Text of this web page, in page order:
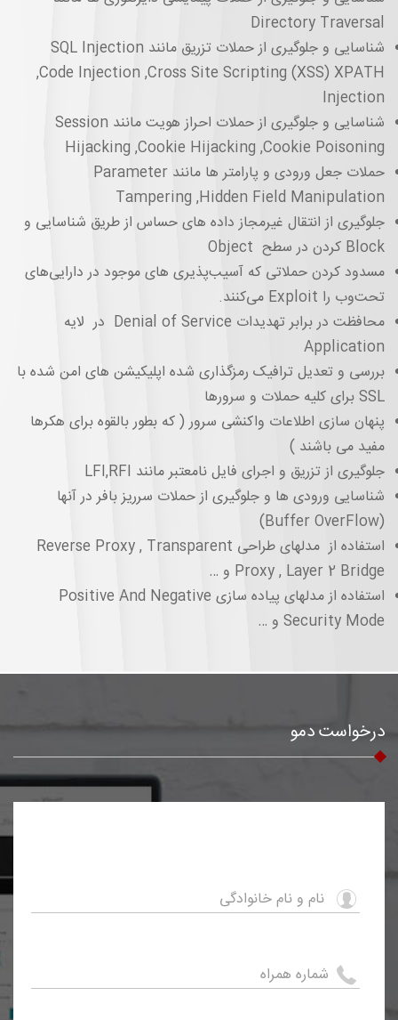
Directory Traversal
شناسایی و جلوگیری از حملات تزریق مانند SQL Injection
,Code Injection ,Cross Site Scripting (XSS) XPATH
Injection
شناسایی و جلوگیری از حملات احراز هویت مانند Session
Hijacking ,Cookie Hijacking ,Cookie Poisoning
حملات جعل ورودی و پارامتر ها مانند Parameter
Tampering ,Hidden Field Manipulation
جلوگیری از انتقال غیرمجاز داده ‌های حساس از طریق شناسایی و
Block کردن در سطح Object
مسدود کردن حملاتی که آسیب‌پذیری‌ های موجود در دارایی‌های
تحت‌وب را Exploit می‌کنند.
محافظت در برابر تهدیدات Denial of Service در لایه
Application
بررسی و تعدیل ترافیک رمزگذاری ‌شده‌ اپلیکیشن های امن شده با
SSL برای کلیه حملات و سرورها
پنهان سازی اطلاعات واکنشی سرور ( که بطور بالقوه برای هکرها
مفید می ‌باشند )
جلوگیری از تزریق و اجرای فایل نامعتبر مانند LFI,RFI
شناسایی ورودی ها و جلوگیری از حملات سرریز بافر در آنها
(Buffer OverFlow)
استفاده از مدلهای طراحی Reverse Proxy , Transparent
Proxy , Layer 2 Bridge و …
استفاده از مدلهای پیاده سازی Positive And Negative
Security Mode و …
درخواست دمو